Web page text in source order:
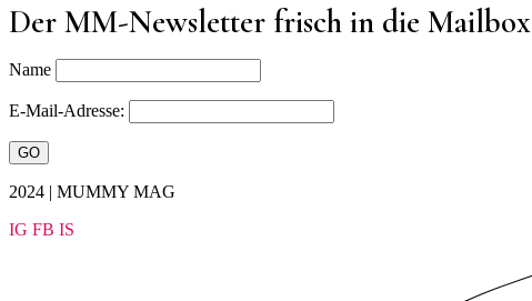
Der MM-Newsletter frisch in die Mailbox
Name
E-Mail-Adresse:
2024 | MUMMY MAG
IG FB IS